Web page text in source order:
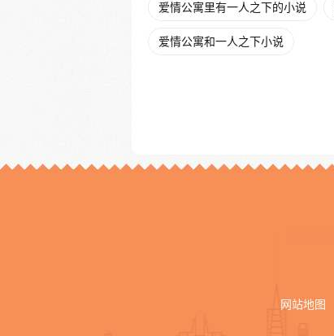
爱情公寓里有一人之下的小说
爱情公寓和一人之下小说
网站地图